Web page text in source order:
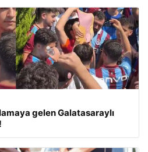
gelen Galatasaraylı